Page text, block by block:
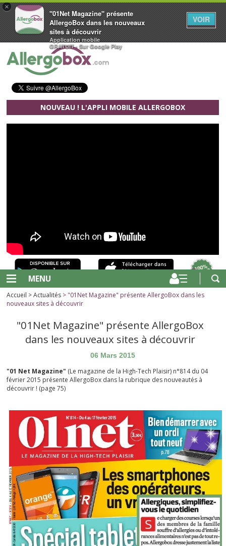
×
"01Net Magazine" présente
AllergoBox dans les nouveaux
sites à découvrir
Application mobile
GRATUIT - Sur Google Play
VOIR
Aller au contenu principal
NOUVEAU ! L'APPLI MOBILE ALLERGOBOX
MENU
Accueil >Actualités > "01Net Magazine" présente AllergoBox dans les
nouveaux sites à découvrir
"01Net Magazine" présente AllergoBox
dans les nouveaux sites à découvrir
06 Mars 2015
"01 Net Magazine" (Le magazine de la High-Tech Plaisir) n°814 du 04
février 2015 présente AllergoBox dans la rubrique des nouveautés à
découvrir ! (page 75)